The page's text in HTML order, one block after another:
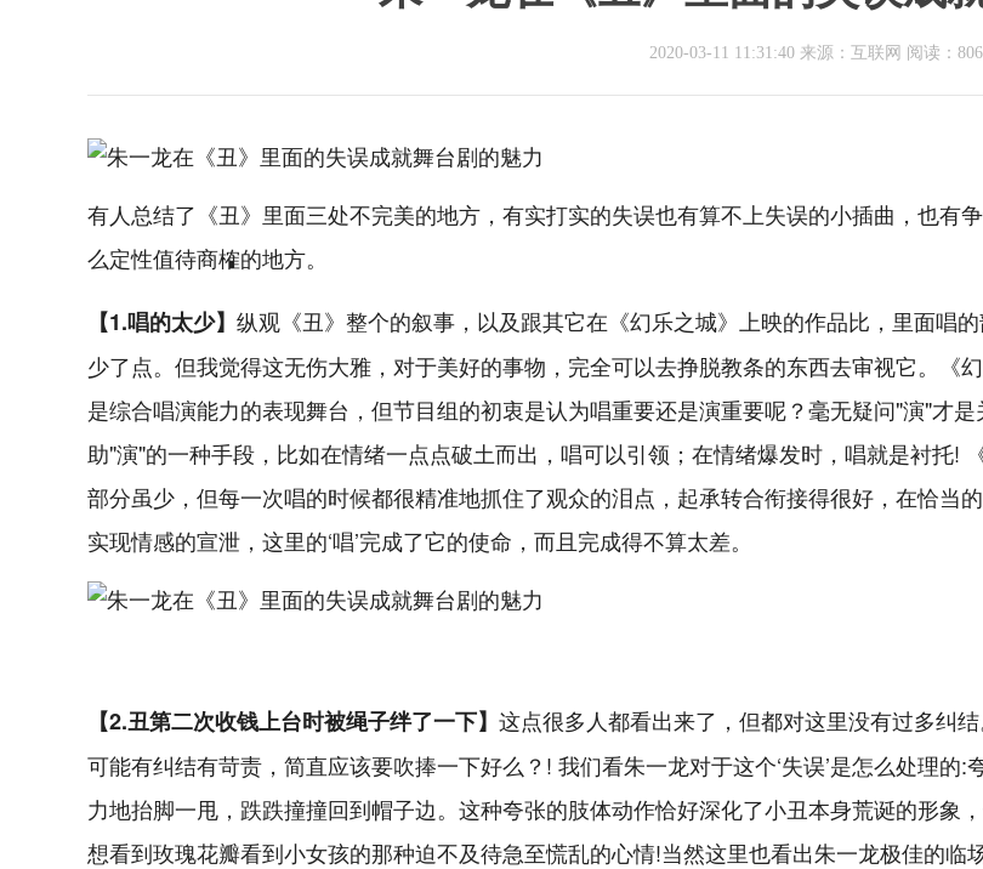
2020-03-11 11:31:40 来源：互联网 阅读：806
有人总结了《丑》里面三处不完美的地方，有实打实的失误也有算不上失误的小插曲，也有
么定性值待商榷的地方。
【1.唱的太少】 纵观《丑》整个的叙事，以及跟其它在《幻乐之城》上映的作品比，里面唱
少了点。但我觉得这无伤大雅，对于美好的事物，完全可以去挣脱教条的东西去审视它。《
是综合唱演能力的表现舞台，但节目组的初衷是认为唱重要还是演重要呢？毫无疑问"演"才
助"演"的一种手段，比如在情绪一点点破土而出，唱可以引领；在情绪爆发时，唱就是衬托!
部分虽少，但每一次唱的时候都很精准地抓住了观众的泪点，起承转合衔接得很好，在恰当
实现情感的宣泄，这里的‘唱’完成了它的使命，而且完成得不算太差。
【2.丑第二次收钱上台时被绳子绊了一下】 这点很多人都看出来了，但都对这里没有过多纠
可能有纠结有苛责，简直应该要吹捧一下好么？! 我们看朱一龙对于这个‘失误’是怎么处理的:
力地抬脚一甩，跌跌撞撞回到帽子边。这种夸张的肢体动作恰好深化了小丑本身荒诞的形象
想看到玫瑰花瓣看到小女孩的那种迫不及待急至慌乱的心情!当然这里也看出朱一龙极佳的临